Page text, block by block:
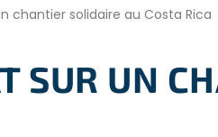
chantier solidaire au Costa Rica
SUR UN